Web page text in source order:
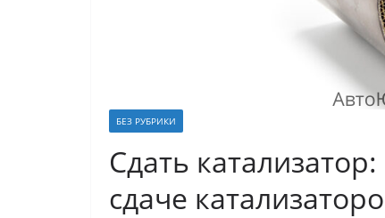
БЕЗ РУБРИКИ
Сдать
сдаче